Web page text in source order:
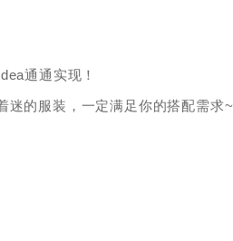
通通实现！
迷的服装，一定满足你的搭配需求~